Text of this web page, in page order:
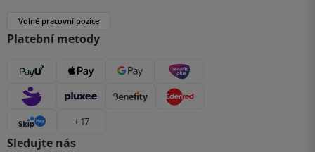
Volné pracovní pozice
Platební metody
+ 17
Sledujte nás